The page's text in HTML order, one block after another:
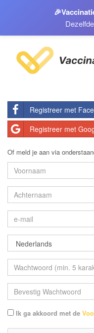
🎉
Registreer met
Registreer met
Of meld je aan via
Ik ga akkoord met de